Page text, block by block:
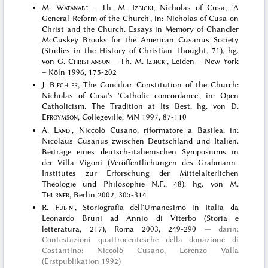
M. Watanabe– Th. M. Izbicki, Nicholas of Cusa, 'A
General Reform of the Church', in: Nicholas of Cusa on
Christ and the Church. Essays in Memory of Chandler
McCuskey Brooks for the American Cusanus Society
(Studies in the History of Christian Thought, 71), hg.
von G. Christianson– Th. M. Izbicki, Leiden – New York
– Köln 1996, 175-202
J. Biechler, The Conciliar Constitution of the Church:
Nicholas of Cusa's 'Catholic concordance', in: Open
Catholicism. The Tradition at Its Best, hg. von D.
Efroymson, Collegeville, MN 1997, 87-110
A. Landi, Niccolò Cusano, riformatore a Basilea, in:
Nicolaus Cusanus zwischen Deutschland und Italien.
Beiträge eines deutsch-italienischen Symposiums in
der Villa Vigoni (Veröffentlichungen des Grabmann-
Institutes zur Erforschung der Mittelalterlichen
Theologie und Philosophie N.F., 48), hg. von M.
Thurner, Berlin 2002, 305-314
R. Fubini, Storiografia dell'Umanesimo in Italia da
Leonardo Bruni ad Annio di Viterbo (Storia e
letteratura, 217), Roma 2003, 249-290
darin:
Contestazioni quattrocentesche della donazione di
Costantino: Niccolò Cusano, Lorenzo Valla
(Erstpublikation 1992)